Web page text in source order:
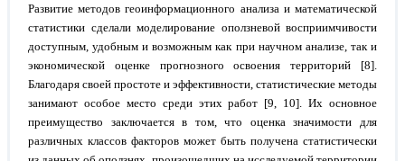
Развитие методов геоинформационного анализа и математической
статистики сделали моделирование оползневой восприимчивости
доступным, удобным и возможным как при научном анализе, так и
экономической оценке прогнозного освоения территорий [8].
Благодаря своей простоте и эффективности, статистические методы
занимают особое место среди этих работ [9, 10]. Их основное
преимущество заключается в том, что оценка значимости для
различных классов факторов может быть получена статистически